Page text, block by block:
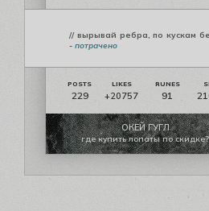
// вырывай ребра, по кускам
- потрачено
229 +20757 91
ОКЕЙ ГУГЛ
где купить лопаты по скидке?